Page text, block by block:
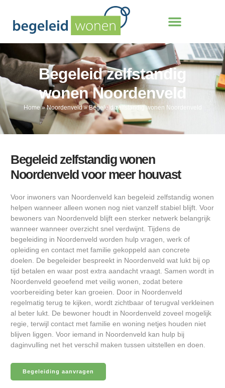
Begeleid zelfstandig
wonen Noordenveld
Home»Noordenveld»Begeleid zelfstandig wonen Noordenveld
Begeleid zelfstandig wonen
Noordenveld voor meer houvast
Voor inwoners van Noordenveld kan begeleid zelfstandig wonen
helpen wanneer alleen wonen nog niet vanzelf stabiel blijft. Voor
bewoners van Noordenveld blijft een sterker netwerk belangrijk
wanneer wanneer overzicht snel verdwijnt. Tijdens de
begeleiding in Noordenveld worden hulp vragen, werk of
opleiding en contact met familie gekoppeld aan concrete
doelen. De begeleider bespreekt in Noordenveld wat lukt bij op
tijd betalen en waar post extra aandacht vraagt. Samen wordt in
Noordenveld geoefend met veilig wonen, zodat betere
voorbereiding beter kan groeien. Door in Noordenveld
regelmatig terug te kijken, wordt zichtbaar of terugval verkleinen
al beter lukt. De bewoner houdt in Noordenveld zoveel mogelijk
regie, terwijl contact met familie en woning netjes houden niet
blijven liggen. Voor iemand in Noordenveld kan hulp bij
daginvulling net het verschil maken tussen uitstellen en doen.
Begeleiding aanvragen